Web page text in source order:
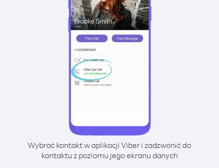
Wybrać kontakt w aplikacji Viber i zadzwonić do
kontaktu z poziomu jego ekranu danych